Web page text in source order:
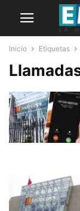
Inicio Etiquetas